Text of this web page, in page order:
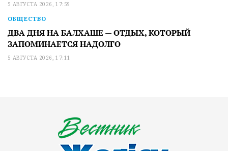
5 АВГУСТА 2026, 17:59
ОБЩЕСТВО
ДВА ДНЯ НА БАЛХАШЕ — ОТДЫХ, КОТОРЫЙ
ЗАПОМИНАЕТСЯ НАДОЛГО
5 АВГУСТА 2026, 17:11